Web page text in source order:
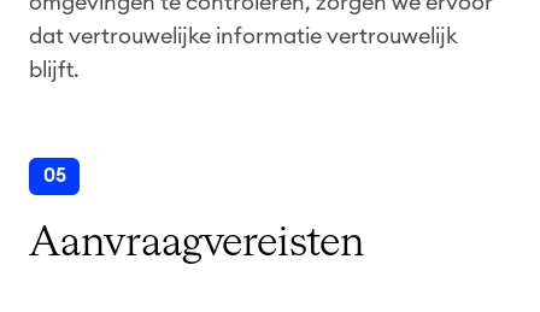
dat vertrouwelijke informatie vertrouwelijk
blijft.
05
Aanvraagvereisten